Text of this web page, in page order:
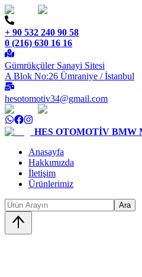
+ 90 532 240 90 58
0 (216) 630 16 16
Gümrükçüler Sanayi Sitesi
A Blok No:26 Ümraniye / İstanbul
hesotomotiv34@gmail.com
HES OTOMOTİV BMW
Anasayfa
Hakkımızda
İletişim
Ürünlerimiz
Ara